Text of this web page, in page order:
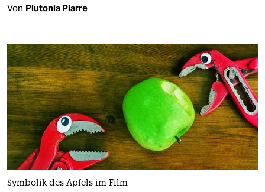
Von Plutonia Plarre
Symbolik des Apfels im Film